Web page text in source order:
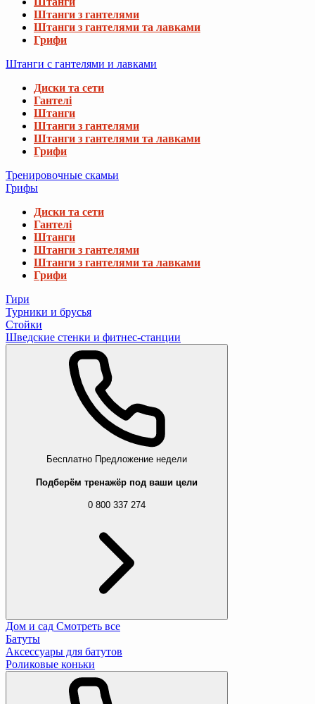
Штанги з гантелями
Штанги з гантелями та лавками
Грифи
Штанги с гантелями и лавками
Диски та сети
Гантелі
Штанги
Штанги з гантелями
Штанги з гантелями та лавками
Грифи
Тренировочные скамьи
Грифы
Диски та сети
Гантелі
Штанги
Штанги з гантелями
Штанги з гантелями та лавками
Грифи
Гири
Турники и брусья
Стойки
Шведские стенки и фитнес-станции
Бесплатно Предложение недели
Подберём тренажёр под ваши цели
0 800 337 274
Дом и сад Смотреть все
Батуты
Аксессуары для батутов
Роликовые коньки